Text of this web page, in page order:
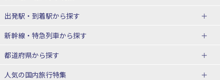
JR・新幹線＋ホテルパック
出張パック
出発駅・到着駅から探す
秋田⇔東京 新幹線パック
仙台→東京 新幹線パック
富山⇔東京 新幹線パック
新幹線・特急列車から探す
北海道新幹線 旅行
山形新幹線 旅行
都道府県から探す
人気の国内旅行特集